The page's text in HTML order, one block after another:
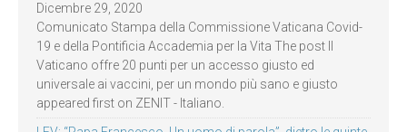
Dicembre 29, 2020
Comunicato Stampa della Commissione Vaticana Covid-
19 e della Pontificia Accademia per la Vita The post Il
Vaticano offre 20 punti per un accesso giusto ed
universale ai vaccini, per un mondo più sano e giusto
appeared first on ZENIT - Italiano.